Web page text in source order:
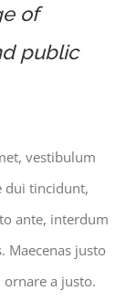
of
public
vestibulum
dui tincidunt,
ante, interdum
Maecenas justo
a justo.